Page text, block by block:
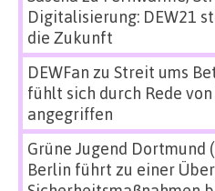
Digitalisierung: DEW21
die Zukunft
DEWFan zu Streit ums
fühlt sich durch Rede
angegriffen
Grüne Jugend Dortmund
Berlin führt zu einer